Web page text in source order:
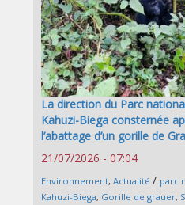
La direction du Parc
Kahuzi-Biega consternée
l’abattage d’un gorille de
21/07/2026 - 07:04
Environnement, Actualité / parc
Kahuzi-Biega, Gorille de grauer,